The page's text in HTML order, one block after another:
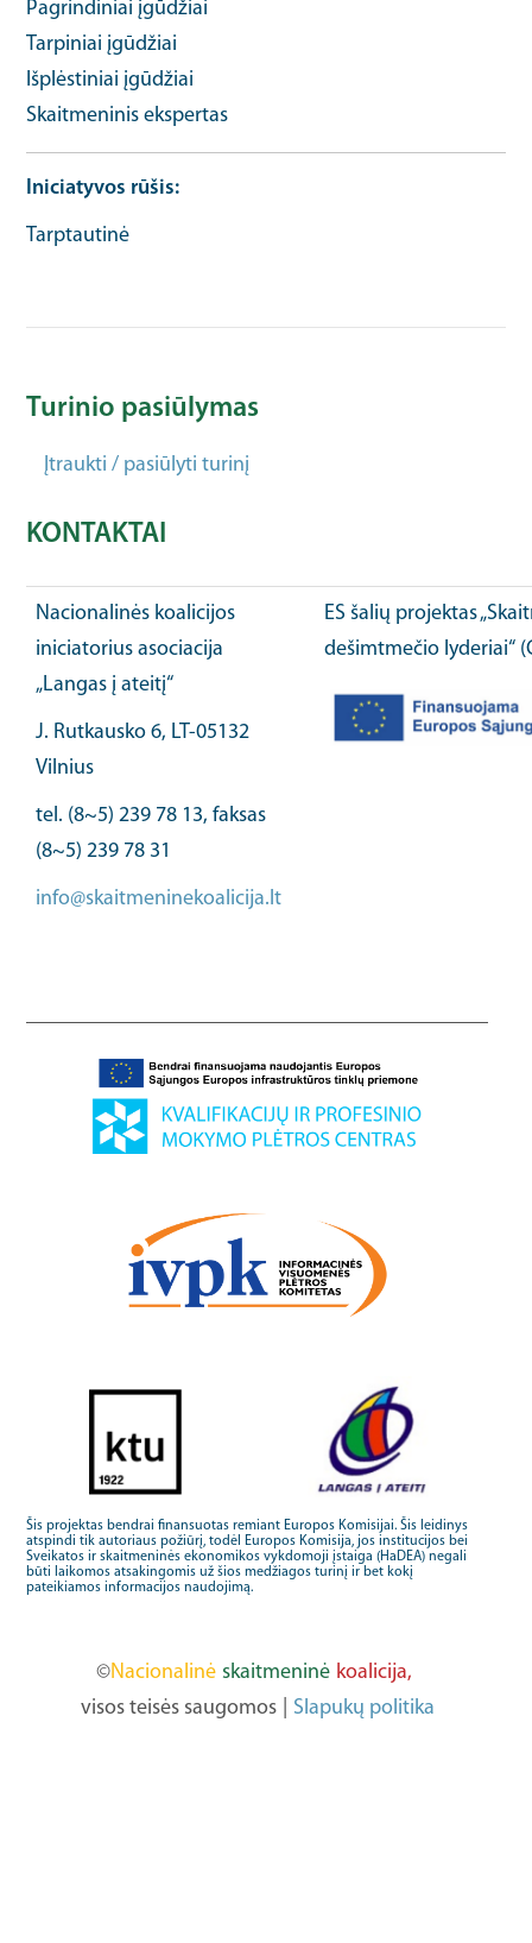
Pagrindiniai įgūdžiai
Tarpiniai įgūdžiai
Išplėstiniai įgūdžiai
Skaitmeninis ekspertas
Iniciatyvos rūšis
Tarptautinė
Turinio pasiūlymas
Įtraukti / pasiūlyti turinį
KONTAKTAI
Nacionalinės koalicijos
iniciatorius asociacija
„Langas į ateitį“
J. Rutkausko 6, LT-05132
Vilnius
tel. (8~5) 239 78 13, faksas
(8~5) 239 78 31
info@skaitmeninekoalicija.lt
ES šalių projektas
dešimtmečio lyderiai“
Šis projektas bendrai finansuotas remiant Europos Komisijai. Šis leidinys
atspindi tik autoriaus požiūrį, todėl Europos Komisija, jos institucijos bei
Sveikatos ir skaitmeninės ekonomikos vykdomoji įstaiga (HaDEA) negali
būti laikomos atsakingomis už šios medžiagos turinį ir bet kokį
pateikiamos informacijos naudojimą.
©Nacionalinė skaitmeninė koalicija,
visos teisės saugomos
Slapukų politika